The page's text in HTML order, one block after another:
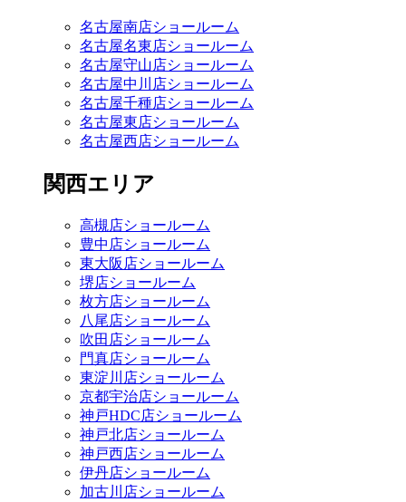
名古屋南店ショールーム
名古屋名東店ショールーム
名古屋守山店ショールーム
名古屋中川店ショールーム
名古屋千種店ショールーム
名古屋東店ショールーム
名古屋西店ショールーム
関西エリア
高槻店ショールーム
豊中店ショールーム
東大阪店ショールーム
堺店ショールーム
枚方店ショールーム
八尾店ショールーム
吹田店ショールーム
門真店ショールーム
東淀川店ショールーム
京都宇治店ショールーム
神戸HDC店ショールーム
神戸北店ショールーム
神戸西店ショールーム
伊丹店ショールーム
加古川店ショールーム